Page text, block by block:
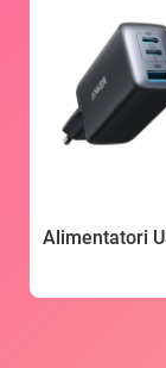
Alimentatori